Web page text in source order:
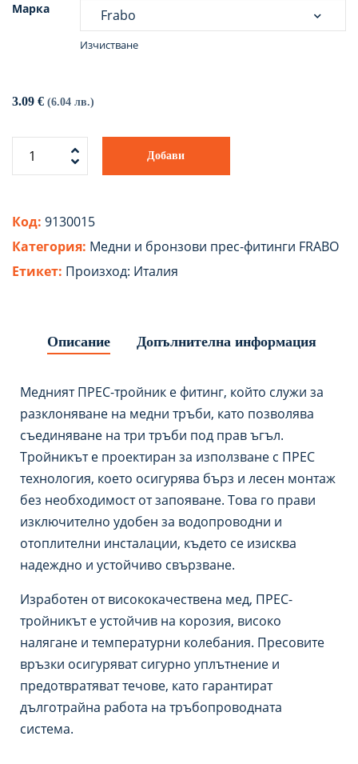
Марка
Изчистване
3.09 € (6.04 лв.)
Добави
Код: 9130015
Категория: Медни и бронзови прес-фитинги FRABO
Етикет: Произход: Италия
Описание Допълнителна информация
Медният ПРЕС-тройник е фитинг, който служи за
разклоняване на медни тръби, като позволява
съединяване на три тръби под прав ъгъл.
Тройникът е проектиран за използване с ПРЕС
технология, което осигурява бърз и лесен монтаж
без необходимост от запояване. Това го прави
изключително удобен за водопроводни и
отоплителни инсталации, където се изисква
надеждно и устойчиво свързване.
Изработен от висококачествена мед, ПРЕС-
тройникът е устойчив на корозия, високо
налягане и температурни колебания. Пресовите
връзки осигуряват сигурно уплътнение и
предотвратяват течове, като гарантират
дълготрайна работа на тръбопроводната
система.